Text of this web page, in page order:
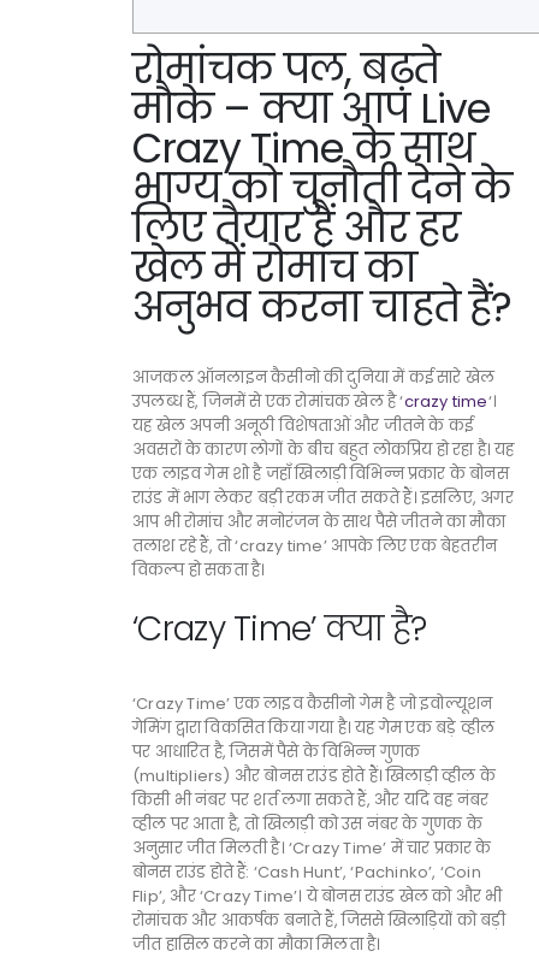
रोमांचक पल, बढ़ते
मौके – क्या आप Live
Crazy Time के साथ
भाग्य को चुनौती देने के
लिए तैयार हैं और हर
खेल में रोमांच का
अनुभव करना चाहते हैं?
आजकल ऑनलाइन कैसीनो की दुनिया में कई सारे खेल
उपलब्ध हैं, जिनमें से एक रोमांचक खेल है ‘crazy time‘।
यह खेल अपनी अनूठी विशेषताओं और जीतने के कई
अवसरों के कारण लोगों के बीच बहुत लोकप्रिय हो रहा है। यह
एक लाइव गेम शो है जहाँ खिलाड़ी विभिन्न प्रकार के बोनस
राउंड में भाग लेकर बड़ी रकम जीत सकते हैं। इसलिए, अगर
आप भी रोमांच और मनोरंजन के साथ पैसे जीतने का मौका
तलाश रहे हैं, तो ‘crazy time’ आपके लिए एक बेहतरीन
विकल्प हो सकता है।
‘Crazy Time’ क्या है?
‘Crazy Time’ एक लाइव कैसीनो गेम है जो इवोल्यूशन
गेमिंग द्वारा विकसित किया गया है। यह गेम एक बड़े व्हील
पर आधारित है, जिसमें पैसे के विभिन्न गुणक
(multipliers) और बोनस राउंड होते हैं। खिलाड़ी व्हील के
किसी भी नंबर पर शर्त लगा सकते हैं, और यदि वह नंबर
व्हील पर आता है, तो खिलाड़ी को उस नंबर के गुणक के
अनुसार जीत मिलती है। ‘Crazy Time’ में चार प्रकार के
बोनस राउंड होते हैं: ‘Cash Hunt’, ‘Pachinko’, ‘Coin
Flip’, और ‘Crazy Time’। ये बोनस राउंड खेल को और भी
रोमांचक और आकर्षक बनाते हैं, जिससे खिलाड़ियों को बड़ी
जीत हासिल करने का मौका मिलता है।